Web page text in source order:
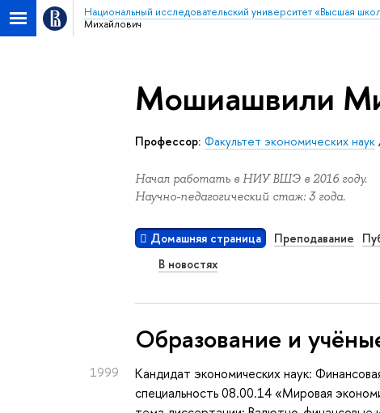
Национальный исследовательский университет «Высшая
Михайлович
Мошиашвили
Профессор: Факультет экономических наук
Начал работать в НИУ ВШЭ в 2016 году.
Научно-педагогический стаж: 3 года.
Домашняя страница Преподавание
В новостях
Oбразование и
1999
Кандидат экономических наук:
специальность 08.00.14 «Мировая